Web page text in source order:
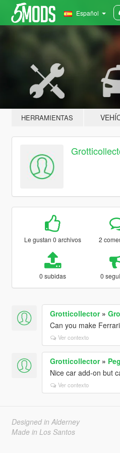
Español
HERRAMIENTAS
Le gustan 0 archivos 2
0 subidas 0
Grotticollector»
Can you make
Ver contexto
Grotticollector»
Nice car add-on but
Ver contexto
Designed in Alderney
Made in Los Santos